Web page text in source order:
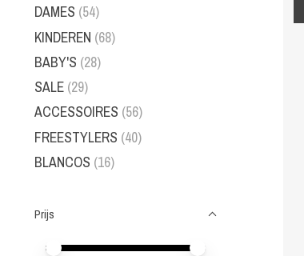
DAMES (54)
KINDEREN (68)
BABY'S (28)
SALE (29)
ACCESSOIRES (56)
FREESTYLERS (40)
BLANCOS (16)
Prijs
Minimale prijswaarde
Price maximum value